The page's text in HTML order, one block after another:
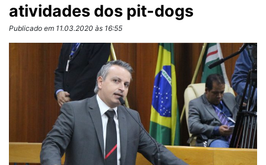
atividades dos pit-dogs
Publicado em 11.03.2020 às 16:55